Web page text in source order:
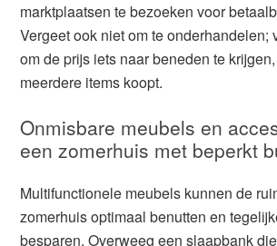
marktplaatsen te bezoeken voor
Vergeet ook niet om te onderhandelen;
om de prijs iets naar beneden te
meerdere items koopt.
Onmisbare meubels en
een zomerhuis met beperkt
Multifunctionele meubels kunnen de
zomerhuis optimaal benutten en
besparen. Overweeg een slaapbank